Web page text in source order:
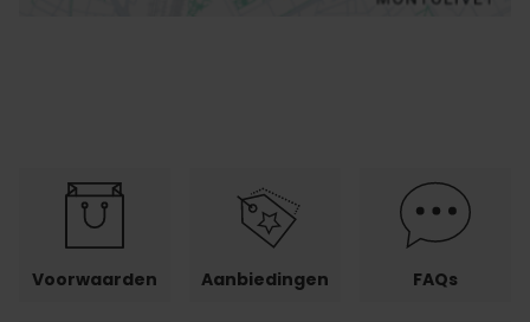
Voorwaarden Aanbiedingen FAQs